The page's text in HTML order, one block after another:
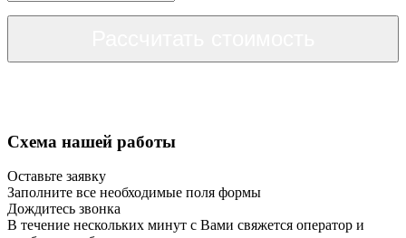
Схема нашей работы
Оставьте заявку
Заполните все необходимые поля формы
Дождитесь звонка
В течение нескольких минут с Вами свяжется оператор и